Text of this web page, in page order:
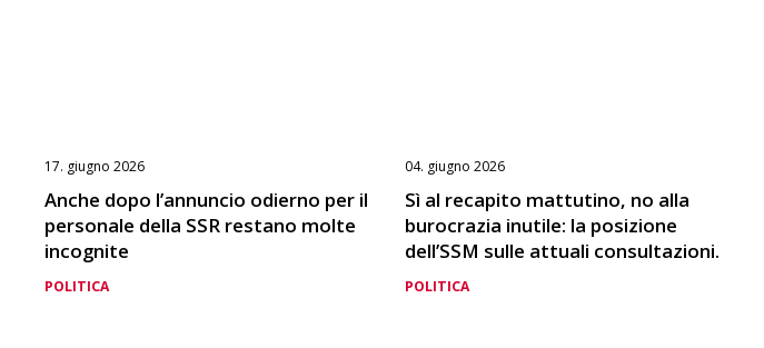
17. giugno 2026
Anche dopo l’annuncio odierno per il
personale della SSR restano molte
incognite
POLITICA
04. giugno 2026
Sì al recapito mattutino, no alla
burocrazia inutile: la posizione
dell’SSM sulle attuali consultazioni.
POLITICA